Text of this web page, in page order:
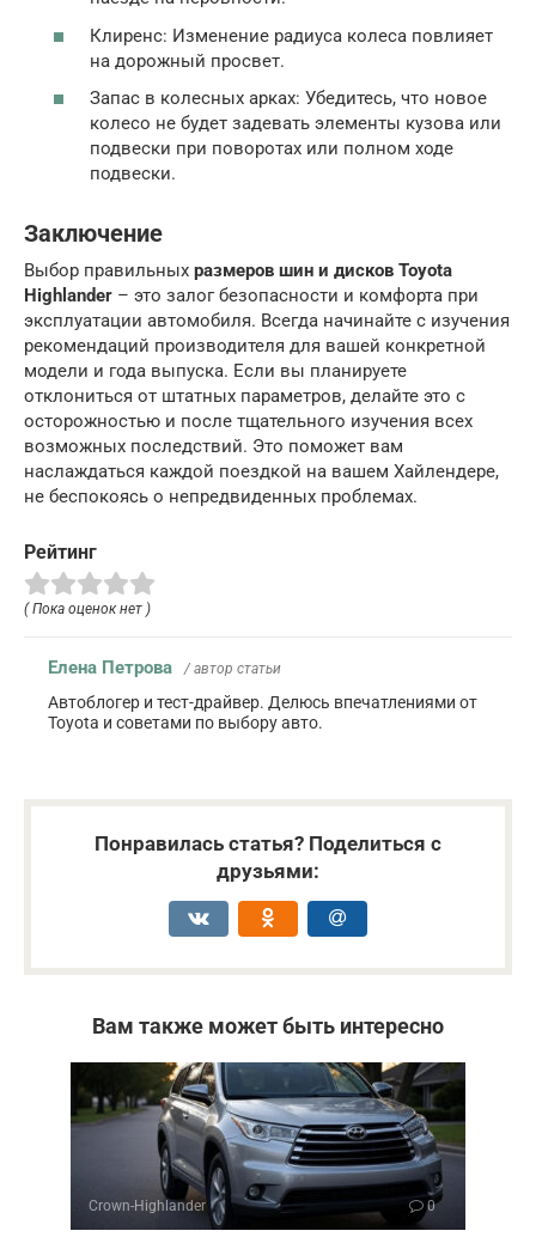
Клиренс: Изменение радиуса колеса повлияет
на дорожный просвет.
Запас в колесных арках: Убедитесь, что новое
колесо не будет задевать элементы кузова или
подвески при поворотах или полном ходе
подвески.
Заключение
Выбор правильных размеров шин и дисков Toyota
Highlander – это залог безопасности и комфорта при
эксплуатации автомобиля. Всегда начинайте с изучения
рекомендаций производителя для вашей конкретной
модели и года выпуска. Если вы планируете
отклониться от штатных параметров, делайте это с
осторожностью и после тщательного изучения всех
возможных последствий. Это поможет вам
наслаждаться каждой поездкой на вашем Хайлендере,
не беспокоясь о непредвиденных проблемах.
Рейтинг
( Пока оценок нет )
Елена Петрова / автор статьи
Автоблогер и тест-драйвер. Делюсь впечатлениями от
Toyota и советами по выбору авто.
Понравилась статья? Поделиться с
друзьями:
Вам также может быть интересно
Crown-Highlander 0